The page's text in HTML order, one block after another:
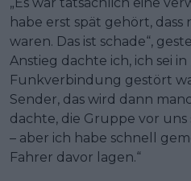
habe erst spät gehört,
waren. Das ist schade“,
Anstieg dachte ich, ich sei
Funkverbindung gestört
Sender, das wird dann
dachte, die Gruppe vor
– aber ich habe schnell
Fahrer davor lagen.“